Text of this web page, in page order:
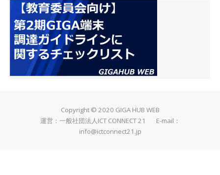
Copyright © 2020 GIGA HUB WEB
運営：一般社団法人ICT CONNECT 21 E-mail：
info@ictconnect21.jp